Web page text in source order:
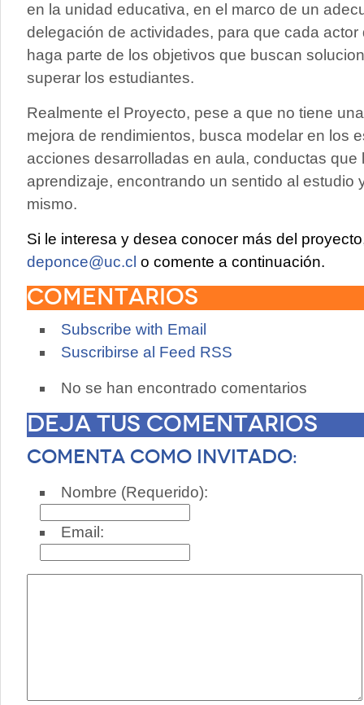
en la unidad educativa, en el marco de un
delegación de actividades, para que cada
haga parte de los objetivos que buscan
superar los estudiantes.
Realmente el Proyecto, pese a que no tiene
mejora de rendimientos, busca modelar en los
acciones desarrolladas en aula, conductas
aprendizaje, encontrando un sentido al estudio
mismo.
Si le interesa y desea conocer más del
deponce@uc.cl o comente a continuación.
Comentarios
Subscribe with Email
Suscribirse al Feed RSS
No se han encontrado comentarios
Deja tus comentarios
Comenta como invitado:
Nombre (Requerido):
Email: